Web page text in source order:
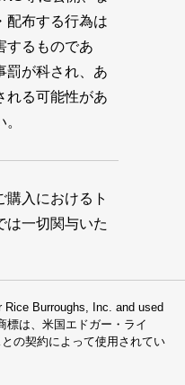
配布する行為は
するものであ
罰が科され、あ
れる可能性があ
購入におけるト
は一切関与いた
Rice Burroughs, Inc. and used
は、米国エドガー・ライ
の契約によって使用されてい